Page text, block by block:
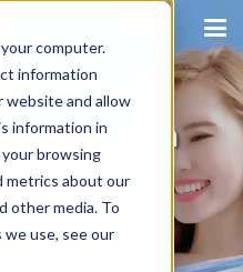
computer.
information
and allow
information in
browsing
metrics about our
other media. To
use, see our
per